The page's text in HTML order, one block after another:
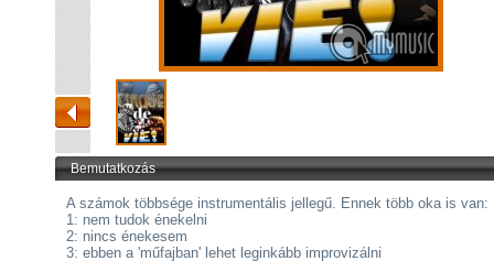
Bemutatkozás
A számok többsége instrumentális jellegű. Ennek több oka is van:
1: nem tudok énekelni
2: nincs énekesem
3: ebben a 'műfajban' lehet leginkább improvizálni